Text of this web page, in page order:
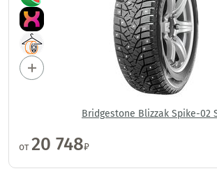
Bridgestone Blizzak Spike-02
от20 748₽